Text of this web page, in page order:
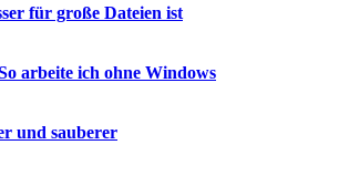
für große Dateien ist
arbeite ich ohne Windows
und sauberer